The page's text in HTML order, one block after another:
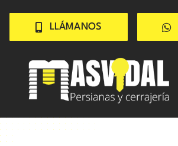
Saltar
contenido
LLÁMANOS
Inicio